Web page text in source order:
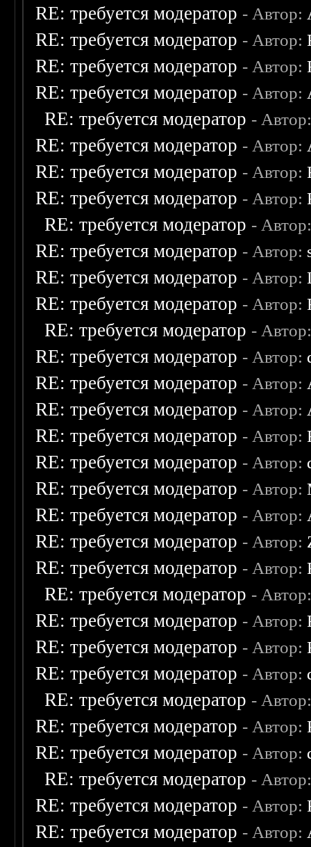
RE: требуется модератор - Автор:
RE: требуется модератор - Автор:
RE: требуется модератор - Автор:
RE: требуется модератор - Автор:
RE: требуется модератор -
RE: требуется модератор - Автор:
RE: требуется модератор - Автор:
RE: требуется модератор - Автор:
RE: требуется модератор -
RE: требуется модератор - Автор:
RE: требуется модератор - Автор:
RE: требуется модератор - Автор:
RE: требуется модератор -
RE: требуется модератор - Автор:
RE: требуется модератор - Автор:
RE: требуется модератор - Автор:
RE: требуется модератор - Автор:
RE: требуется модератор - Автор:
RE: требуется модератор - Автор:
RE: требуется модератор - Автор:
RE: требуется модератор - Автор:
RE: требуется модератор - Автор:
RE: требуется модератор -
RE: требуется модератор - Автор:
RE: требуется модератор - Автор:
RE: требуется модератор - Автор:
RE: требуется модератор -
RE: требуется модератор - Автор:
RE: требуется модератор - Автор:
RE: требуется модератор -
RE: требуется модератор - Автор:
RE: требуется модератор - Автор: